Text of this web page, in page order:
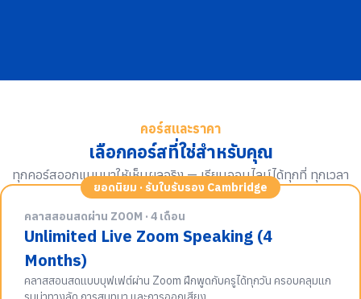
คอร์สและราคา
เลือกคอร์สที่ใช่สำหรับคุณ
ทุกคอร์สออกแบบมาให้เห็นผลจริง — เรียนออนไลน์ได้ทุกที่ ทุกเวลา
ยอดนิยม · รับใบรับรอง Cambridge
คลาสสอนสดผ่าน ZOOM · 4 เดือน
Unlimited Live Zoom Speaking (4
Months)
คลาสสอนสดแบบบุฟเฟต์ผ่าน Zoom ฝึกพูดกับครูได้ทุกวัน ครอบคลุมแก